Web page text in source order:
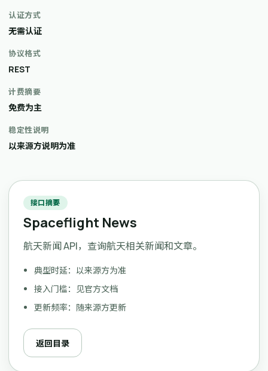
认证方式
无需认证
协议格式
REST
计费摘要
免费为主
稳定性说明
以来源方说明为准
接口摘要
Spaceflight News
航天新闻 API，查询航天相关新闻和文章。
典型时延：以来源方为准
接入门槛：见官方文档
更新频率：随来源方更新
返回目录